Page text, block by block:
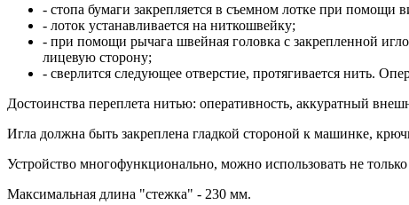
- стопа бумаги закрепляется в съемном лотке при помощи
- лоток устанавливается на ниткошвейку;
- при помощи рычага швейная головка с закрепленной
лицевую сторону;
- сверлится следующее отверстие, протягивается нить.
Достоинства переплета нитью: оперативность, аккуратный
Игла должна быть закреплена гладкой стороной к машинке,
Устройство многофункционально, можно использовать не
Максимальная длина "стежка" - 230 мм.